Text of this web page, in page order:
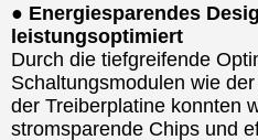
● Energiesparendes
leistungsoptimiert
Durch die tiefgreifende
Schaltungsmodulen wie
der Treiberplatine konnten
stromsparende Chips und